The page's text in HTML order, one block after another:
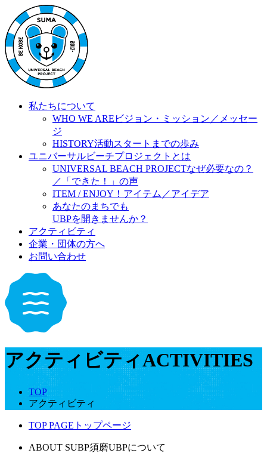
私たちについて
WHO WE ARE ビジョン・ミッション／メッセー
ジ
HISTORY活動スタートまでの歩み
ユニバーサルビーチプロジェクトとは
UNIVERSAL BEACH PROJECTなぜ必要なの？
／「できた！」の声
ITEM / ENJOY！ アイテム／アイデア
あなたのまちでも
UBPを開きませんか？
アクティビティ
企業・団体の方へ
お問い合わせ
アクティビティACTIVITIES
TOP
アクティビティ
TOP PAGE トップページ
ABOUT SUBP須磨UBPについて